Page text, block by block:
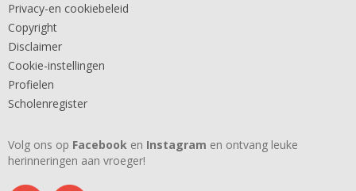
Privacy-en cookiebeleid
Copyright
Disclaimer
Cookie-instellingen
Profielen
Scholenregister
Volg ons op Facebook en Instagram en ontvang leuke
herinneringen aan vroeger!